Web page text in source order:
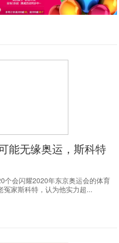
能无缘奥运，斯科特
个会闪耀2020年东京奥运会的体育
冤家斯科特，认为他实力超...